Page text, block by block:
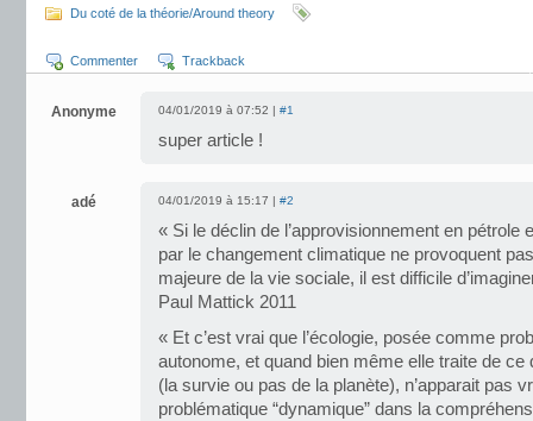
Du coté de la théorie/Around theory
Commenter Trackback
Anonyme 04/01/2019 à 07:52 | #1
super article !
adé 04/01/2019 à 15:17 | #2
« Si le déclin de l’approvisionnement en
par le changement climatique ne provoquent
majeure de la vie sociale, il est difficile
Paul Mattick 2011
« Et c’est vrai que l’écologie, posée comme
autonome, et quand bien même elle traite de ce
(la survie ou pas de la planète), n’apparait pas
problématique “dynamique” dans la